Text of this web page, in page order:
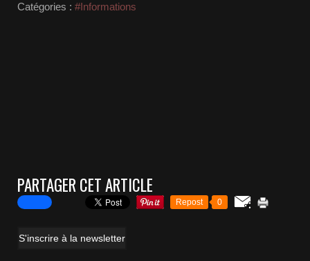
Catégories : #Informations
PARTAGER CET ARTICLE
Repost 0
S'inscrire à la newsletter